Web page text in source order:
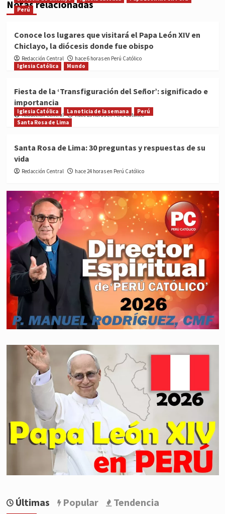
Notas relacionadas
Perú
Conoce los lugares que visitará el Papa León XIV en
Chiclayo, la diócesis donde fue obispo
Redacción Central
hace 6 horas en Perú Católico
Iglesia Católica
Mundo
Fiesta de la ‘Transfiguración del Señor’: significado e
importancia
Redacción Central hace 23 horas en Perú Católico
Iglesia Católica La noticia de la semana
Perú
Santa Rosa de Lima
Santa Rosa de Lima: 30 preguntas y respuestas de su
vida
Redacción Central hace 24 horas en Perú Católico
Últimas Popular Tendencia